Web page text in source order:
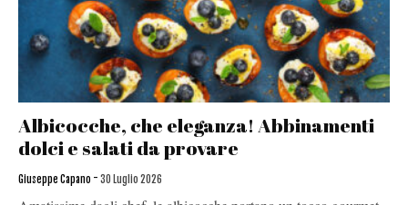
Albicocche, che eleganza! Abbinamenti
dolci e salati da provare
Giuseppe Capano - 30 Luglio 2026